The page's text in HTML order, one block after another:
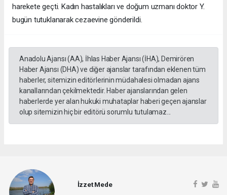
harekete geçti. Kadın hastalıkları ve doğum uzmanı doktor Y.
bugün tutuklanarak cezaevine gönderildi.
Anadolu Ajansı (AA), İhlas Haber Ajansı (İHA), Demirören
Haber Ajansı (DHA) ve diğer ajanslar tarafından eklenen tüm
haberler, sitemizin editörlerinin müdahalesi olmadan ajans
kanallarından çekilmektedir. Haber ajanslarından gelen
haberlerde yer alan hukuki muhataplar haberi geçen ajanslar
olup sitemizin hiç bir editörü sorumlu tutulamaz...
İzzet Mede